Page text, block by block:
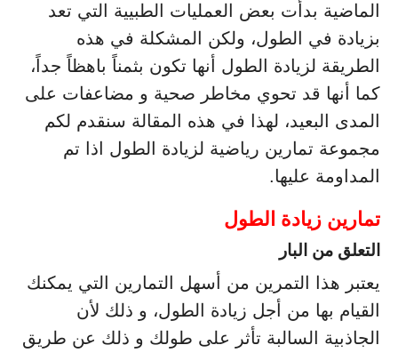
الماضية بدأت بعض العمليات الطبيية التي تعد
بزيادة في الطول، ولكن المشكلة في هذه
الطريقة لزيادة الطول أنها تكون بثمناً باهظاً جداً،
كما أنها قد تحوي مخاطر صحية و مضاعفات على
المدى البعيد، لهذا في هذه المقالة سنقدم لكم
مجموعة تمارين رياضية لزيادة الطول اذا تم
المداومة عليها.
تمارين زيادة الطول
التعلق من البار
يعتبر هذا التمرين من أسهل التمارين التي يمكنك
القيام بها من أجل زيادة الطول، و ذلك لأن
الجاذبية السالبة تأثر على طولك و ذلك عن طريق